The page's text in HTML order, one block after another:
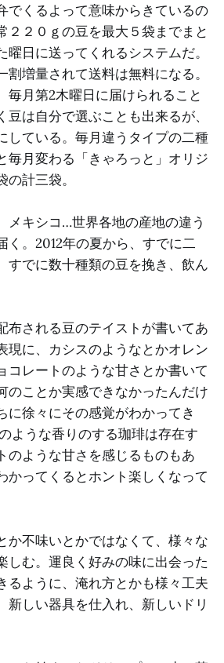
でくるよって意味からきているの
２２０ｇの豆を最大５袋までまと
日に送ってくれるシステムだ。
増量されて送料は無料になる。
毎月第2木曜日に届けられること
豆は自分で選ぶことも出来るが、
している。毎月違うタイプの二種
毎月変わる「きゃろっと」オリジ
計三袋。
メキシコ…世界各地の産地の違う
く。2012年の夏から、すでに二
すでに数十種類の豆を挽き、飲ん
布される豆のテイストが書いてあ
現に、カシスのようなとかオレン
コレートのような甘さとか書いて
のことか実感できなかったんだけ
に徐々にその感覚がわかってき
ような香りのする珈琲は存在す
のような甘さを感じるものもあ
かってくるとホント楽しくなって
か不味いとかではなくて、様々な
しむ。運良く好みの味に出会った
るように、淹れ方とかも様々工夫
新しい器具を仕入れ、新しいドリ